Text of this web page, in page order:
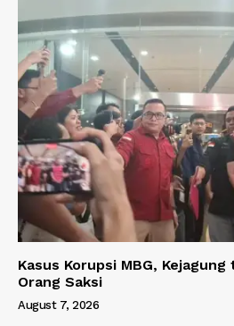
Kasus Korupsi MBG,
Orang Saksi
August 7, 2026